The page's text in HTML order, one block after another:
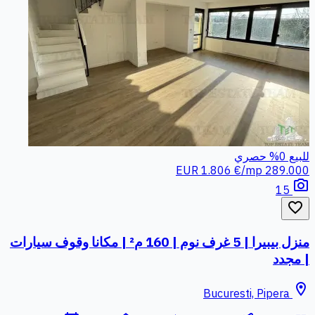
للبيع 0%
حصري
289.000 EUR
1.806 €/mp
photo_camera
favorite_border
منزل بيبيرا | 5 غرف نوم | 160 م² | مكانا وقوف سيارات
| مجدد
location_on